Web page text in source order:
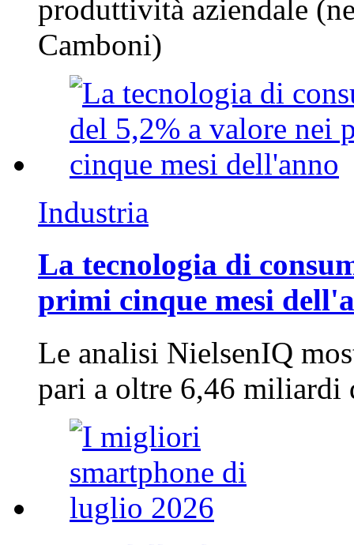
produttività aziendale
Camboni)
Industria
La tecnologia di
primi cinque mesi
Le analisi NielsenIQ
pari a oltre 6,46